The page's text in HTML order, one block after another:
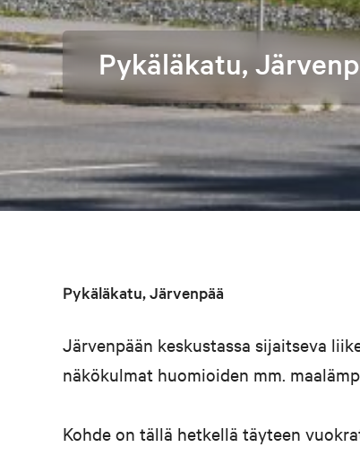
Pykäläkatu,
Pykäläkatu, Järvenpää
Järvenpään keskustassa sijaitseva
näkökulmat huomioiden mm.
Kohde on tällä hetkellä täyteen